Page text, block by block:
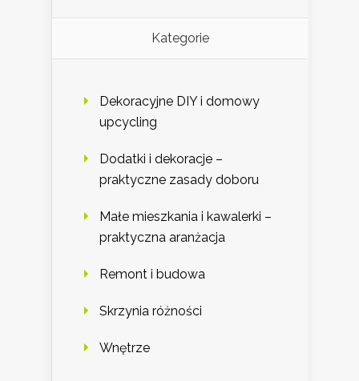
Kategorie
Dekoracyjne DIY i domowy
upcycling
Dodatki i dekoracje –
praktyczne zasady doboru
Małe mieszkania i kawalerki –
praktyczna aranżacja
Remont i budowa
Skrzynia różności
Wnętrze